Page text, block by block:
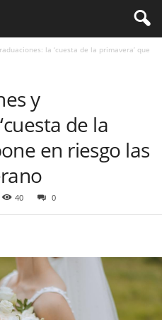
la ‘cuesta de la primavera’ que
y
de la
en riesgo las
40 0